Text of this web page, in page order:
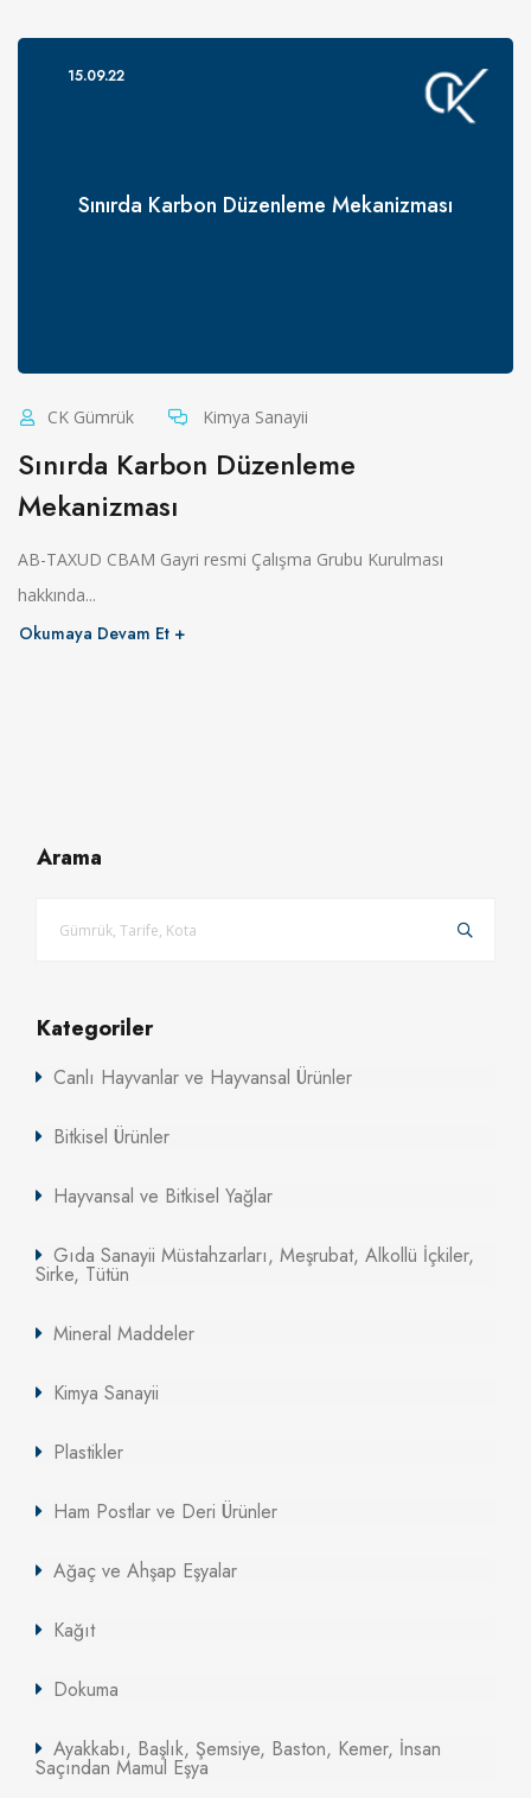
Sınırda Karbon Düzenleme Mekanizması
15.09.22
CK Gümrük Kimya Sanayii
Sınırda Karbon Düzenleme
Mekanizması
AB-TAXUD CBAM Gayri resmi Çalışma Grubu Kurulması
hakkında...
Okumaya Devam Et
Arama
Kategoriler
Canlı Hayvanlar ve Hayvansal Ürünler
Bitkisel Ürünler
Hayvansal ve Bitkisel Yağlar
Gıda Sanayii Müstahzarları, Meşrubat, Alkollü İçkiler,
Sirke, Tütün
Mineral Maddeler
Kimya Sanayii
Plastikler
Ham Postlar ve Deri Ürünler
Ağaç ve Ahşap Eşyalar
Kağıt
Dokuma
Ayakkabı, Başlık, Şemsiye, Baston, Kemer, İnsan
Saçından Mamul Eşya